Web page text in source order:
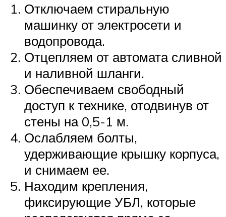
Отключаем стиральную
машинку от электросети и
водопровода.
Отцепляем от автомата сливной
и наливной шланги.
Обеспечиваем свободный
доступ к технике, отодвинув от
стены на 0,5-1 м.
Ослабляем болты,
удерживающие крышку корпуса,
и снимаем ее.
Находим крепления,
фиксирующие УБЛ, которые